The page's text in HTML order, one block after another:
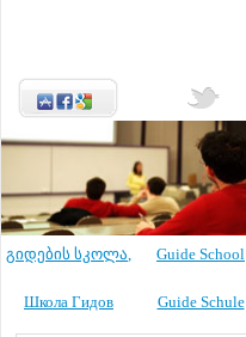
გიდების სკოლა, Guide School
Школа Гидов Guide Schule